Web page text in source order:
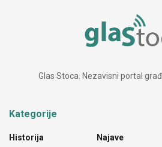
Glas Stoca. Nezavisni portal
Kategorije
Historija
Najave